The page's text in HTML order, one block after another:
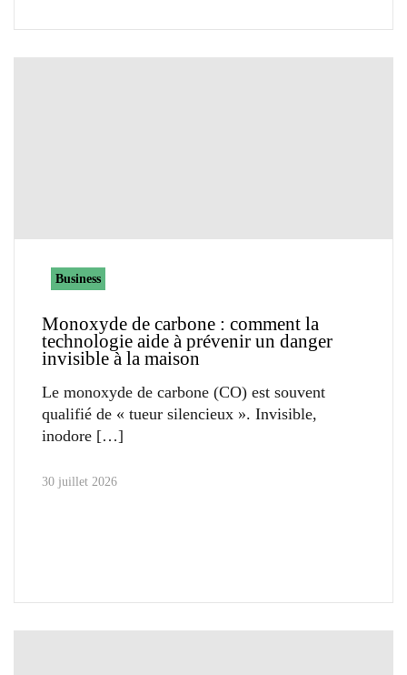
Business
Monoxyde de carbone : comment la
technologie aide à prévenir un danger
invisible à la maison
Le monoxyde de carbone (CO) est souvent
qualifié de « tueur silencieux ». Invisible,
inodore
30 juillet 2026